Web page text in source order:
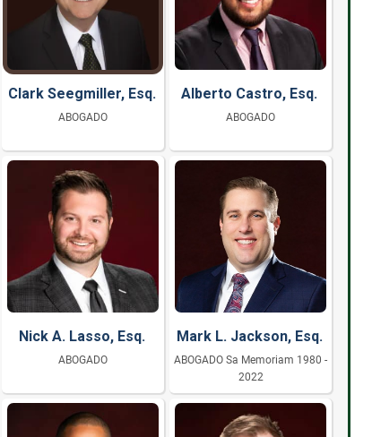
Clark Seegmiller, Esq.
ABOGADO
Alberto Castro, Esq.
ABOGADO
Nick A. Lasso, Esq.
ABOGADO
Mark L. Jackson, Esq.
ABOGADO Sa Memoriam 1980 -
2022